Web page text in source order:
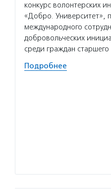
конкурс волонтерских
«Добро. Университет»,
международного
добровольческих
среди граждан старшего
Подробнее